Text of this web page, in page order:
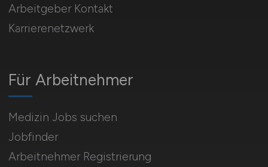
Für Arbeitnehmer
Medizin Jobs suchen
Jobfinder
Arbeitnehmer Registrierung
Arbeitgeber Kontakt
Karrierenetzwerk